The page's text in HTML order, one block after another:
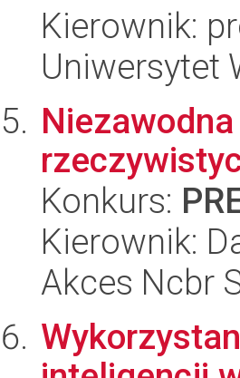
Kierownik:
Uniwersytet
Konkurs:
Kierownik:
Akces Ncbr